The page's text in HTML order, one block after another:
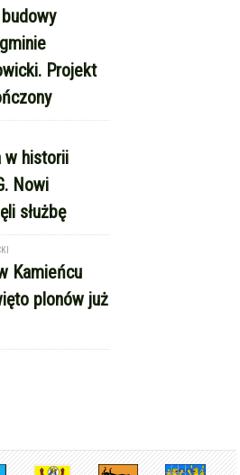
Projekt
w historii
Nowi
służbę
Kamieńcu
plonów już